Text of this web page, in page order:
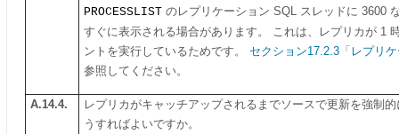
PROCESSLIST のレプリケーション SQL スレッドに 3600
すぐに表示される場合があります。 これは、レプリカが 1
ントを実行しているためです。 セクション17.2.3「レプリ
参照してください。
A.14.4.
レプリカがキャッチアップされるまでソースで更新を強制
うすればよいですか。